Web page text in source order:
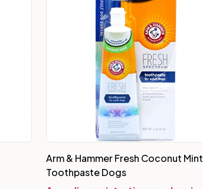
Arm & Hammer Fresh Coconut Mint
Toothpaste Dogs